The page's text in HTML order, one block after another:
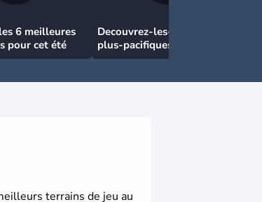
6 meilleures
pour cet été
Decouvrez-les-7-pays-les-
plus-pacifiques
terrains de jeu au